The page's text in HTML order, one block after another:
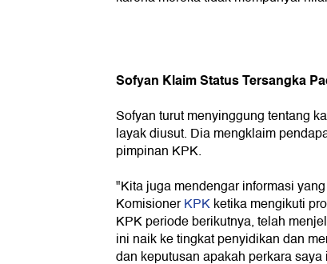
Sofyan Klaim Status Tersangka
Sofyan turut menyinggung tentang
layak diusut. Dia mengklaim
pimpinan KPK.
"Kita juga mendengar informasi
KomisionerKPKketika mengikuti
KPK periode berikutnya, telah
ini naik ke tingkat penyidikan dan
dan keputusan apakah perkara